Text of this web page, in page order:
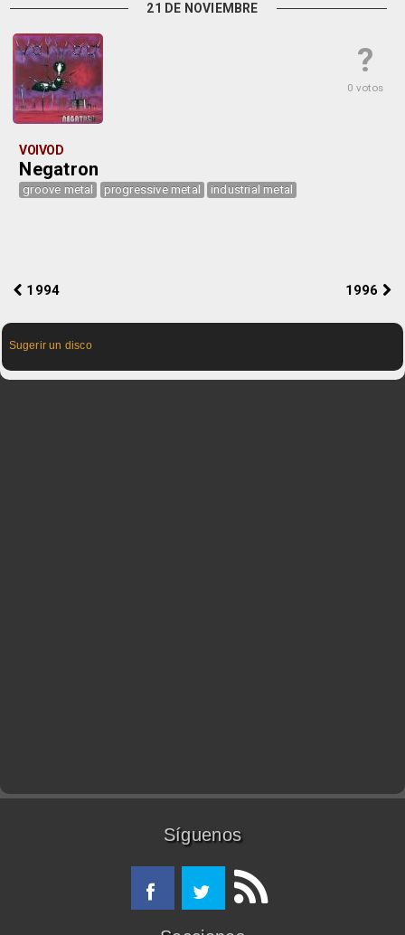
21 DE NOVIEMBRE
?
0 votos
VOIVOD
Negatron
groove metal progressive metal industrial metal
1994 1996
Sugerir un disco
Síguenos